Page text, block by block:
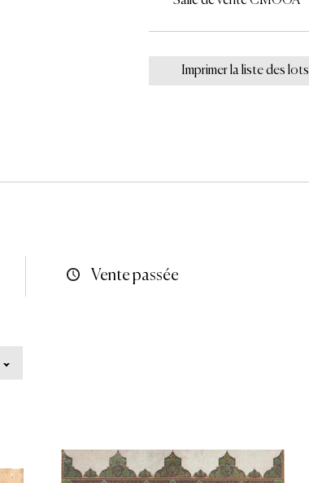
Imprimer la liste des lots
Vente passée